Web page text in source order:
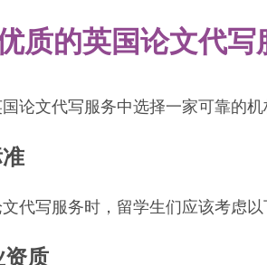
质的英国论文代写
论文代写服务中选择一家可靠的
代写服务时，留学生们应该考虑以
资质